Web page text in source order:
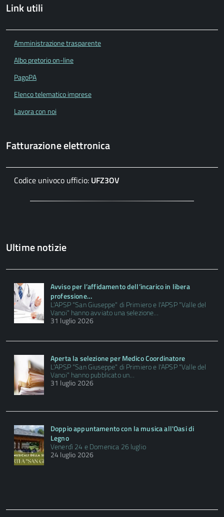
Link utili
Amministrazione trasparente
Albo pretorio on-line
PagoPA
Elenco telematico imprese
Lavora con noi
Fatturazione elettronica
Codice univoco ufficio: UFZ3OV
Ultime notizie
Avviso per l’affidamento dell’incarico in libera
professione…
L'APSP "San Giuseppe" di Primiero e l'APSP "Valle del
Vanoi" hanno avviato una selezione…
31 luglio 2026
Aperta la selezione per Medico Coordinatore
L'APSP "San Giuseppe" di Primiero e l'APSP "Valle del
Vanoi" hanno pubblicato un…
31 luglio 2026
Doppio appuntamento con la musica all'Oasi di
Legno
Venerdì 24 e Domenica 26 luglio
24 luglio 2026